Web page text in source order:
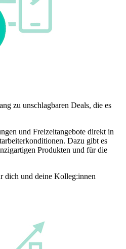
zu unschlagbaren Deals, die es
und Freizeitangebote direkt in
Dazu gibt es
Produkten und für die
dich und deine Kolleg:innen